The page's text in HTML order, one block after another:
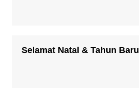
Selamat Natal & Tahun Baru